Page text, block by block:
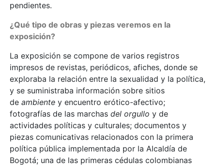
pendientes.
¿Qué tipo de obras y piezas veremos en la
exposición?
La exposición se compone de varios registros
impresos de revistas, periódicos, afiches, donde se
exploraba la relación entre la sexualidad y la política,
y se suministraba información sobre sitios
de ambiente y encuentro erótico-afectivo;
fotografías de las marchas del orgullo y de
actividades políticas y culturales; documentos y
piezas comunicativas relacionados con la primera
política pública implementada por la Alcaldía de
Bogotá; una de las primeras cédulas colombianas